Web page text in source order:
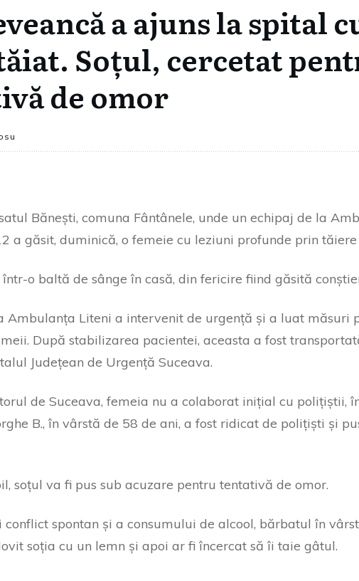
a ajuns la spital
Soțul, cercetat
de omor
Bănești, comuna Fântânele, unde un echipaj de la
a găsit, duminică, o femeie cu leziuni profunde prin
o baltă de sânge în casă, din fericire fiind găsită
Ambulanța Liteni a intervenit de urgență și a luat măsuri
După stabilizarea pacientei, aceasta a fost
Județean de Urgență Suceava.
de Suceava, femeia nu a colaborat inițial cu polițiștii,
B., în vârstă de 58 de ani, a fost ridicat de polițiști și
soțul va fi pus sub acuzare pentru tentativă de omor.
conflict spontan și a consumului de alcool, bărbatul în
soția cu un lemn și apoi ar fi încercat să îi taie gâtul.